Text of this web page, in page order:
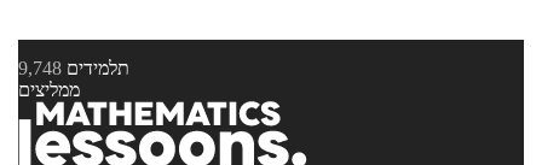
9,748 תלמידים
ממליצים